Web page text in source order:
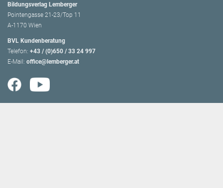
Bildungsverlag Lemberger
Pointengasse 21-23/Top 11
A-1170 Wien
BVL Kundenberatung
Telefon: +43 / (0)650 / 33 24 997
E-Mail: office@lemberger.at